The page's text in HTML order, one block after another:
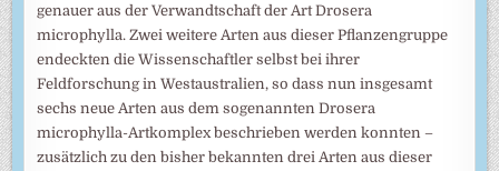
genauer aus der Verwandtschaft der Art Drosera
microphylla. Zwei weitere Arten aus dieser Pflanzengruppe
endeckten die Wissenschaftler selbst bei ihrer
Feldforschung in Westaustralien, so dass nun insgesamt
sechs neue Arten aus dem sogenannten Drosera
microphylla-Artkomplex beschrieben werden konnten –
zusätzlich zu den bisher bekannten drei Arten aus dieser